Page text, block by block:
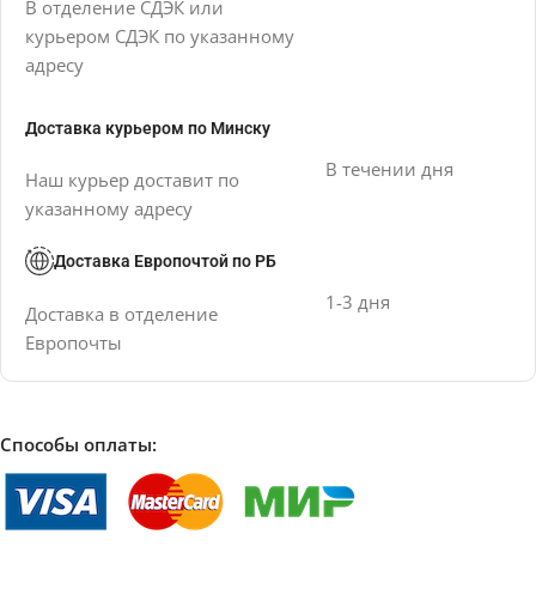
В отделение СДЭК или
курьером СДЭК по указанному
адресу
Доставка курьером по Минску
Наш курьер доставит по
указанному адресу
В течении дня
Доставка Европочтой по РБ
Доставка в отделение
Европочты
1-3 дня
Способы оплаты: